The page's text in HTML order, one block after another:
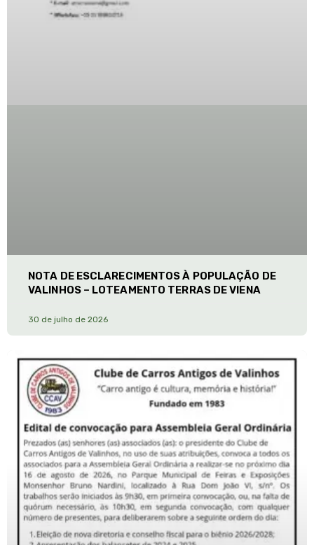
NOTA DE ESCLARECIMENTOS À POPULAÇÃO DE
VALINHOS – LOTEAMENTO TERRAS DE VIENA
30 de julho de 2026